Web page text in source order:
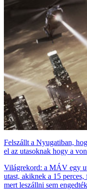
Felszállt a Nyugatiban,
el az utasoknak hogy a
Világrekord: a MÁV egy
utast, akiknek a 15
mert leszállni sem